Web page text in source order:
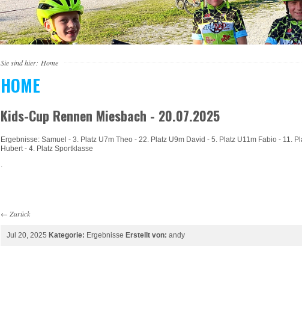
Sie sind hier: Home
HOME
Kids-Cup Rennen Miesbach - 20.07.2025
Ergebnisse: Samuel - 3. Platz U7m Theo - 22. Platz U9m David - 5. Platz U11m Fabio - 11.
Hubert - 4. Platz Sportklasse
← Zurück
Jul 20, 2025 Kategorie: Ergebnisse Erstellt von: andy